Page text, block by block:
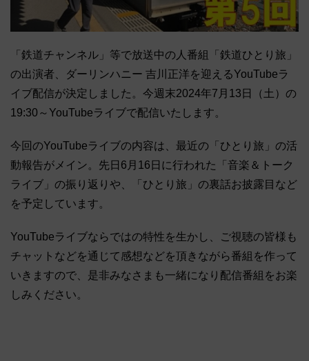
「鉄道チャンネル」等で放送中の人番組「鉄道ひとり旅」
の出演者、ダーリンハニー 吉川正洋を迎えるYouTubeラ
イブ配信が決定しました。今週末2024年7月13日（土）の
19:30～YouTubeライブで配信いたします。
今回のYouTubeライブの内容は、最近の「ひとり旅」の活
動報告がメイン。先日6月16日に行われた「音楽＆トーク
ライブ」の振り返りや、「ひとり旅」の裏話お披露目など
を予定しています。
YouTubeライブならではの特性を生かし、ご視聴の皆様も
チャットなどを通じて感想などを頂きながら番組を作って
いきますので、是非みなさまも一緒になり配信番組をお楽
しみください。